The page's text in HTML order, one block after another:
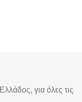
για όλες τις